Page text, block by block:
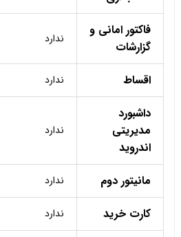
فاکتور امانی و
گزارشات
ندارد
اقساط ندارد
داشبورد
مدیریتی
اندروید
ندارد
مانیتور دوم ندارد
کارت خرید ندارد